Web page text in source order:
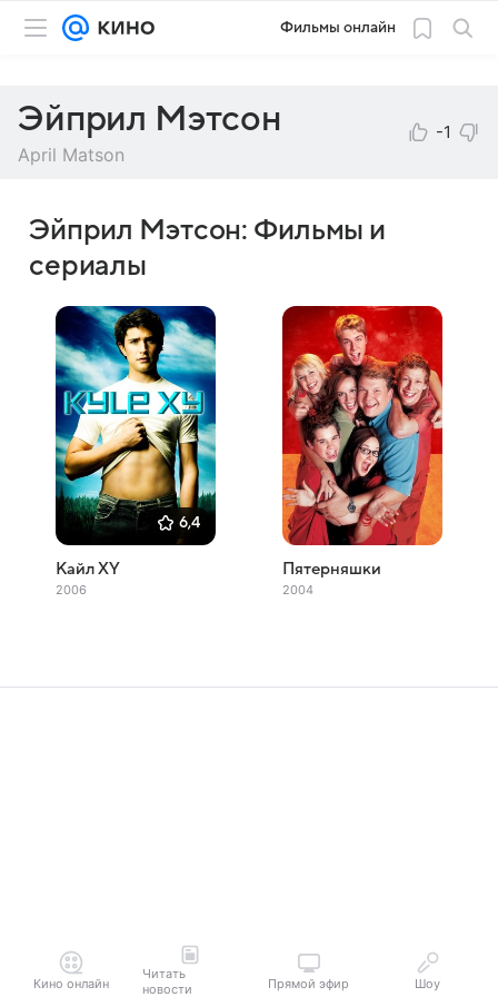
Фильмы онлайн
Эйприл Мэтсон
April Matson
-1
Эйприл Мэтсон: Фильмы и
сериалы
6,4
Кайл XY
2006
Пятерняшки
2004
Кино онлайн
Читать
новости
Прямой эфир Шоу